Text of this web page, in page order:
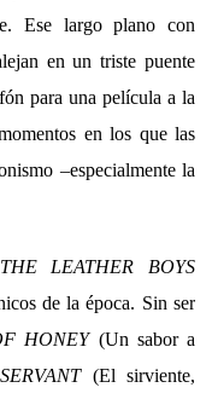
Ese largo plano con
en un triste puente
para una película a la
en los que las
–especialmente la
THE LEATHER BOYS
de la época. Sin ser
HONEY(Un sabor a
(El sirviente,